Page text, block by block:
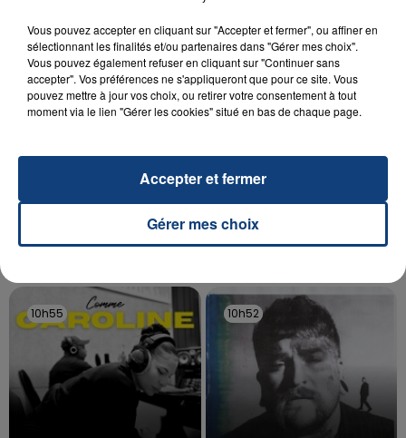
UNE ADOLESCENTE DEVANT SE FAIRE
OPÉRER DE LA CHEVILLE RESSORT DE LA...
La famille a porté plainte contre la clinique qui a
reconnu sa responsabilité et présenté ses
excuses.
10h55
10h55 10h52
10h52
Vous pouvez accepter en cliquant sur "Accepter et fermer", ou affiner en
sélectionnant les finalités et/ou partenaires dans "Gérer mes choix".
Vous pouvez également refuser en cliquant sur "Continuer sans
accepter". Vos préférences ne s'appliqueront que pour ce site. Vous
pouvez mettre à jour vos choix, ou retirer votre consentement à tout
moment via le lien "Gérer les cookies" situé en bas de chaque page.
Gérer mes choix
Accepter et fermer